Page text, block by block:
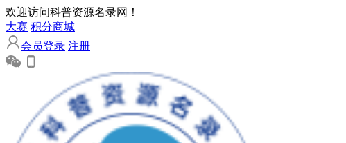
欢迎访问科普资源名录网！
大赛 积分商城
会员登录 注册